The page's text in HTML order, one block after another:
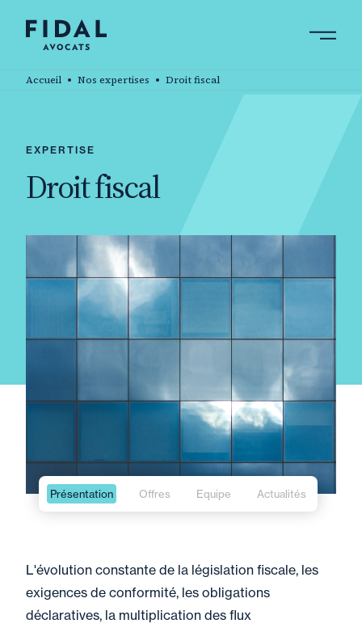
contenu
Accueil Nos expertises Droit fiscal
EXPERTISE
Droit fiscal
Présentation Offres Equipe Actualités
L'évolution constante de la législation fiscale, les
exigences de conformité, les obligations
déclaratives, la multiplication des flux